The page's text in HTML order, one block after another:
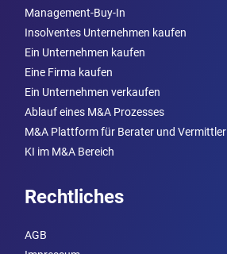
Management-Buy-In
Insolventes Unternehmen kaufen
Ein Unternehmen kaufen
Eine Firma kaufen
Ein Unternehmen verkaufen
Ablauf eines M&A Prozesses
M&A Plattform für Berater und Vermittler
KI im M&A Bereich
Rechtliches
AGB